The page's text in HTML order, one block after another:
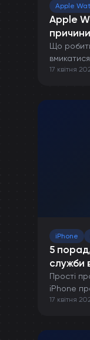
Apple
Apple
Що
17 квітня
iPhone
5
служби
Прості
iPhone
17 квітня